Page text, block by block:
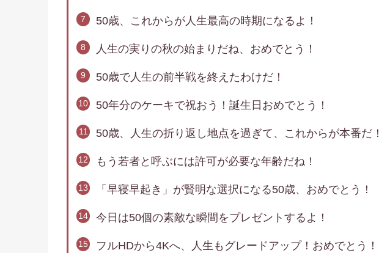
50歳、これからが人生最高の時期になるよ！
人生の実りの秋の始まりだね、おめでとう！
50歳で人生の前半戦を終えたわけだ！
50年分のケーキで祝おう！誕生日おめでとう！
50歳、人生の折り返し地点を過ぎて、これからが本番だ！
もう若者と呼ぶには許可が必要な年齢だね！
「早寝早起き」が賢明な選択になる50歳、おめでとう！
今日は50個の素敵な瞬間をプレゼントするよ！
フルHDから4Kへ、人生もグレードアップ！おめでとう！